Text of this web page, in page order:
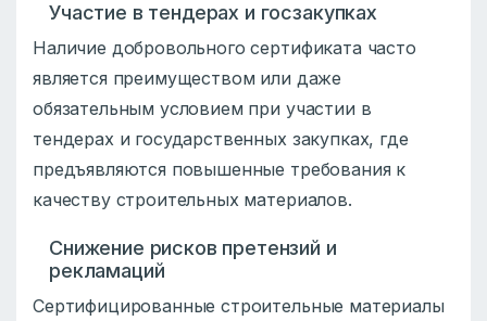
Участие в тендерах и госзакупках
Наличие добровольного сертификата часто
является преимуществом или даже
обязательным условием при участии в
тендерах и государственных закупках, где
предъявляются повышенные требования к
качеству строительных материалов.
Снижение рисков претензий и
рекламаций
Сертифицированные строительные материалы